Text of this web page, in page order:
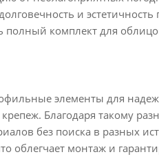
и эстетичность
комплект для
элементы для
Благодаря такому
без поиска в разных
монтаж и